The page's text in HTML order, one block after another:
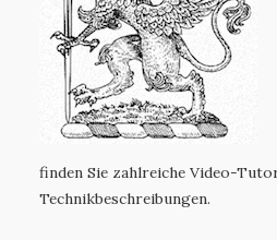
finden Sie zahlreiche Video-
Technikbeschreibungen.